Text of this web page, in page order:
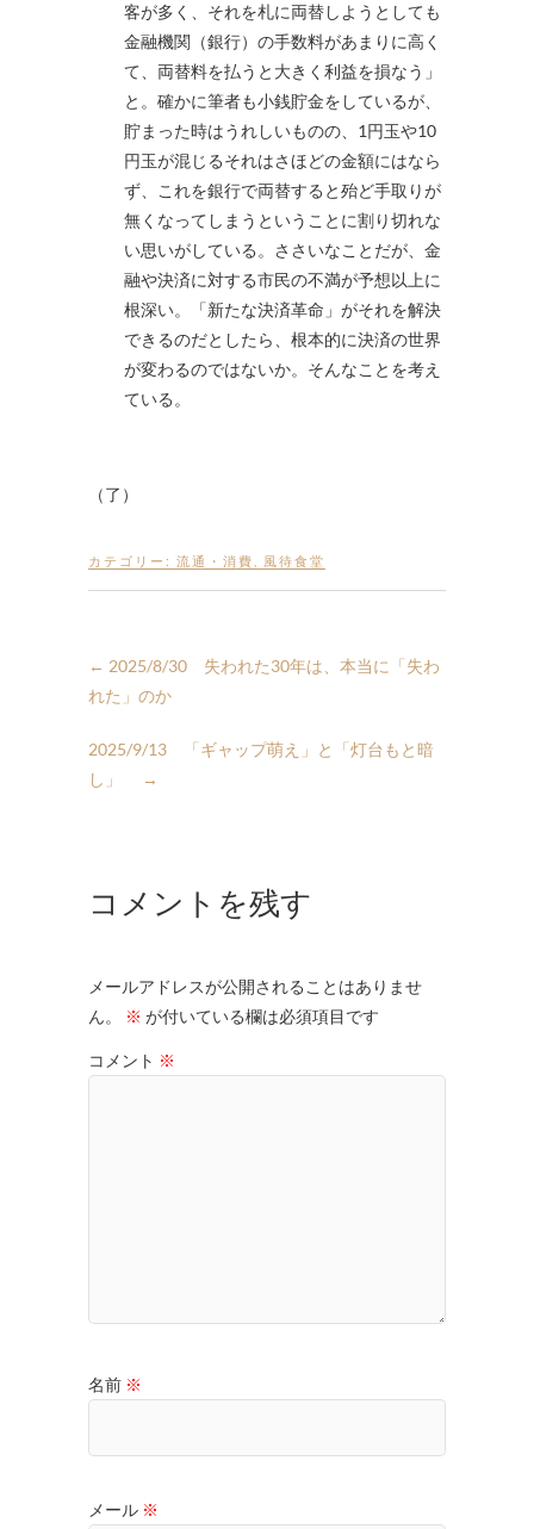
客が多く、それを札に両替しようとしても
金融機関（銀行）の手数料があまりに高く
て、両替料を払うと大きく利益を損なう」
と。確かに筆者も小銭貯金をしているが、
貯まった時はうれしいものの、1円玉や10
円玉が混じるそれはさほどの金額にはなら
ず、これを銀行で両替すると殆ど手取りが
無くなってしまうということに割り切れな
い思いがしている。ささいなことだが、金
融や決済に対する市民の不満が予想以上に
根深い。「新たな決済革命」がそれを解決
できるのだとしたら、根本的に決済の世界
が変わるのではないか。そんなことを考え
ている。
（了）
カテゴリー: 流通・消費 風待食堂
← 2025/8/30 失われた30年は、本当に「失わ
れた」のか
2025/9/13 「ギャップ萌え」と「灯台もと暗
し」
→
コメントを残す
メールアドレスが公開されることはありませ
ん。
※ が付いている欄は必須項目です
コメント ※
名前 ※
メール ※